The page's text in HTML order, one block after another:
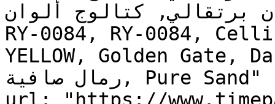
برتقالي, كتالوج ألوان
RY-0084, RY-0084,
YELLOW, Golden
رمال صافية, Pure Sand"